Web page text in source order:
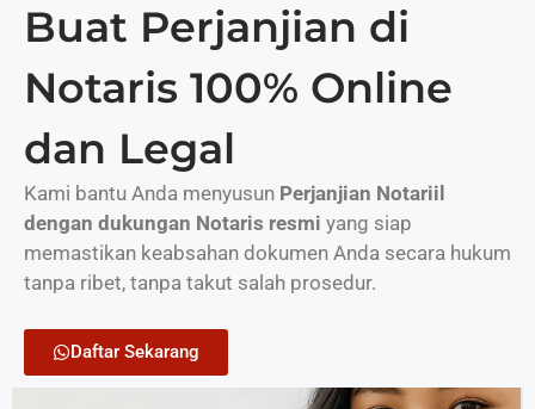
Buat Perjanjian di
Notaris 100% Online
dan Legal
Kami bantu Anda menyusun Perjanjian Notariil
dengan dukungan Notaris resmi yang siap
memastikan keabsahan dokumen Anda secara hukum
tanpa ribet, tanpa takut salah prosedur.
Daftar Sekarang